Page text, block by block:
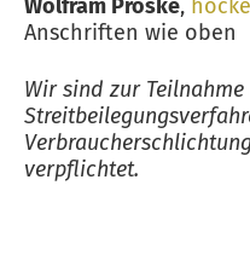
Wolfram Proske,
Anschriften wie
Wir sind zur Teilnahme
verpflichtet.